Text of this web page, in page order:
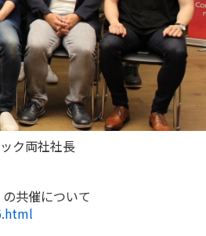
ク両社社長
共催について